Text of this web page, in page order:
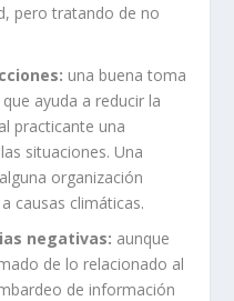
pero tratando de no
una buena toma
ayuda a reducir la
practicante una
situaciones. Una
organización
causas climáticas.
negativas: aunque
de lo relacionado al
de información